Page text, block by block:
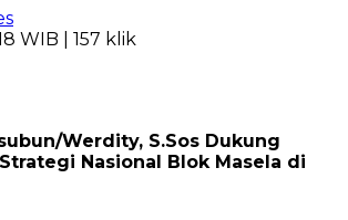
WIB | 157 klik
Werdity, S.Sos Dukung
Nasional Blok Masela di